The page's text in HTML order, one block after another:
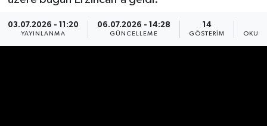
03.07.2026 - 11:20
YAYINLANMA
06.07.2026 - 14:28
GÜNCELLEME
14
GÖSTERIM